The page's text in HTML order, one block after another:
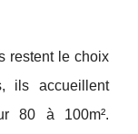
restent le choix
ils accueillent
80 à 100m².